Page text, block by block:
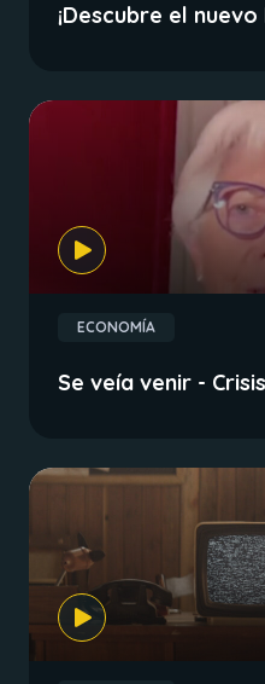
¡Descubre el
ECONOMÍA
Se veía venir -